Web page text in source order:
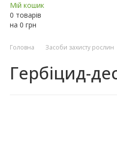
Мій кошик
0 товарів
на 0 грн
Головна Засоби захисту рослин
Гербіцид-